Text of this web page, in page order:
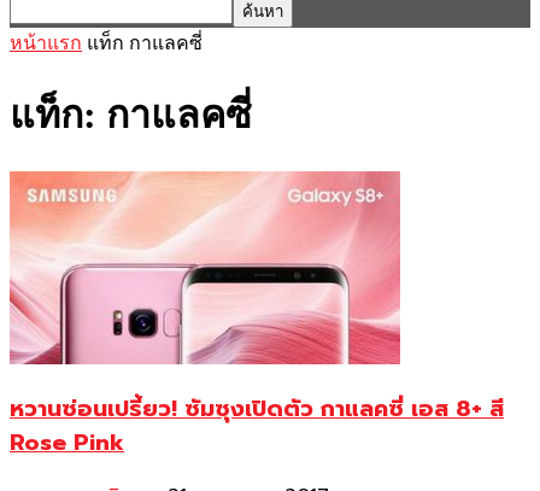
หน้าแรก แท็ก กาแลคซี่
แท็ก: กาแลคซี่
หวานซ่อนเปรี้ยว! ซัมซุงเปิดตัว กาแลคซี่ เอส 8+ สี
Rose Pink